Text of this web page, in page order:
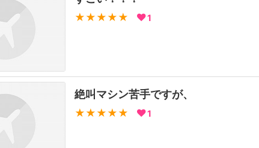
★★★★★ 1
絶叫マシン苦手ですが、
★★★★★ 1